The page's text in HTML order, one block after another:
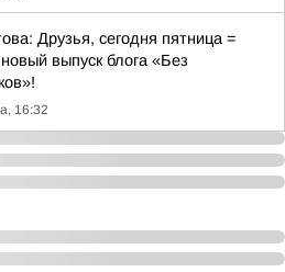
Друзья, сегодня пятница =
выпуск блога «Без
16:32